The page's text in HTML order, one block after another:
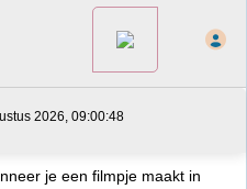
2026, 09:00:48
je een filmpje maakt in